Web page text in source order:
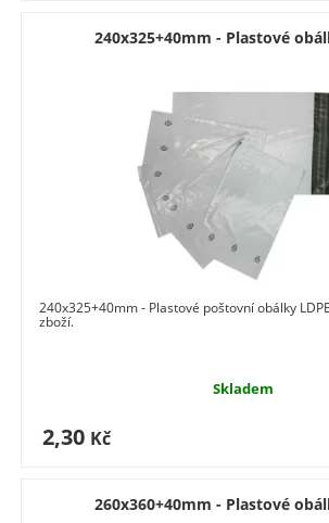
240x325+40mm - Plastové
240x325+40mm - Plastové poštovní obálky
zboží.
Skladem
2,30 Kč
260x360+40mm - Plastové